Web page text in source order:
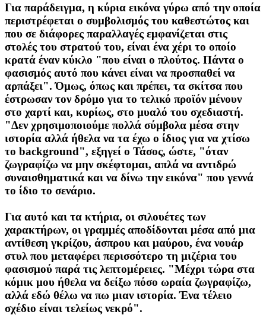
Για παράδειγμα, η κύρια εικόνα γύρω από την οποία
περιστρέφεται ο συμβολισμός του καθεστώτος και
που σε διάφορες παραλλαγές εμφανίζεται στις
στολές του στρατού του, είναι ένα χέρι το οποίο
κρατά έναν κύκλο "που είναι ο πλούτος. Πάντα ο
φασισμός αυτό που κάνει είναι να προσπαθεί να
αρπάξει". Όμως, όπως και πρέπει, τα σκίτσα που
έστρωσαν τον δρόμο για το τελικό προϊόν μένουν
στο χαρτί και, κυρίως, στο μυαλό του σχεδιαστή.
"Δεν χρησιμοποιούμε πολλά σύμβολα μέσα στην
ιστορία αλλά ήθελα να τα έχω ο ίδιος για να χτίσω
το background", εξηγεί ο Τάσος, ώστε, "όταν
ζωγραφίζω να μην σκέφτομαι, απλά να αντιδρώ
συναισθηματικά και να δίνω την εικόνα" που γεννά
το ίδιο το σενάριο.
Για αυτό και τα κτήρια, οι σιλουέτες των
χαρακτήρων, οι γραμμές αποδίδονται μέσα από μια
αντίθεση γκρίζου, άσπρου και μαύρου, ένα νουάρ
στυλ που μεταφέρει περισσότερο τη μιζέρια του
φασισμού παρά τις λεπτομέρειες. "Μέχρι τώρα στα
κόμικ μου ήθελα να δείξω πόσο ωραία ζωγραφίζω,
αλλά εδώ θέλω να πω μιαν ιστορία. Ένα τέλειο
σχέδιο είναι τελείως νεκρό".